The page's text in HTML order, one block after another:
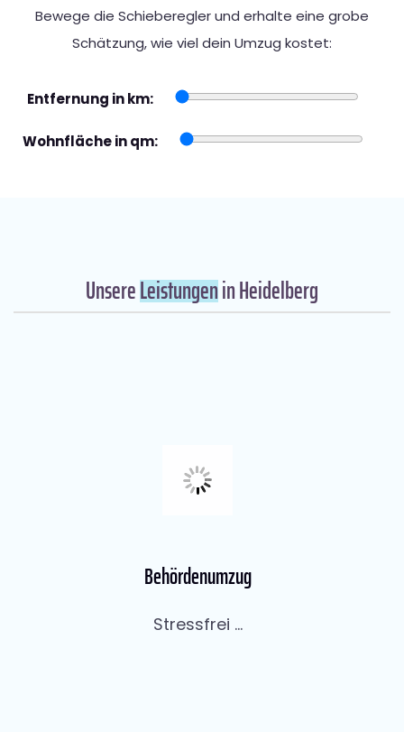
Bewege die Schieberegler und erhalte eine grobe
Schätzung, wie viel dein Umzug kostet:
Entfernung in km:
Wohnfläche in qm:
UnsereLeistungenin Heidelberg
Behördenumzug
Stressfrei ...